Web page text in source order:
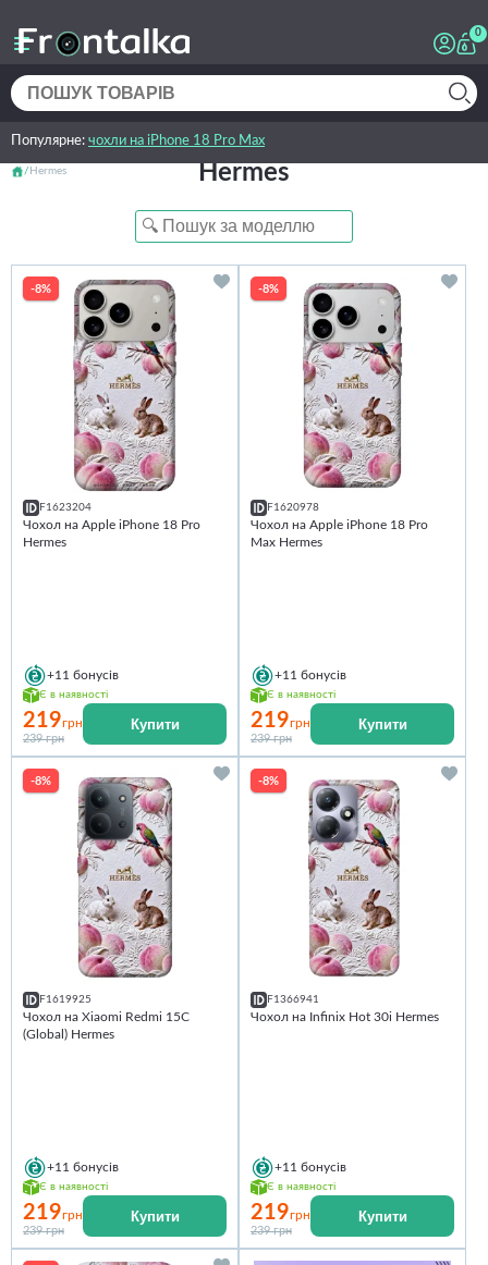
0
Популярне: чохли на iPhone 18 Pro Max
Hermes Hermes
-8%
F1623204
Чохол на Apple iPhone 18 Pro
Hermes
+11 бонусів
Є в наявності
219грн
239 грн
Купити
-8%
F1620978
Чохол на Apple iPhone 18 Pro
Max Hermes
+11 бонусів
Є в наявності
219грн
239 грн
Купити
-8%
F1619925
Чохол на Xiaomi Redmi 15C
(Global) Hermes
+11 бонусів
Є в наявності
219грн
239 грн
Купити
-8%
F1366941
Чохол на Infinix Hot 30i Hermes
+11 бонусів
Є в наявності
219грн
239 грн
Купити